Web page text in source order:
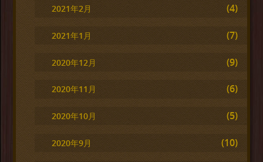
2021年2月 (4)
2021年1月 (7)
2020年12月 (9)
2020年11月 (6)
2020年10月 (5)
2020年9月 (10)